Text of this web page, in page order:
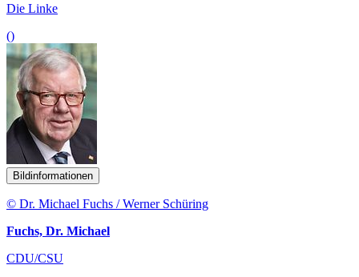
Die Linke
()
Bildinformationen
© Dr. Michael Fuchs / Werner Schüring
Fuchs, Dr. Michael
CDU/CSU